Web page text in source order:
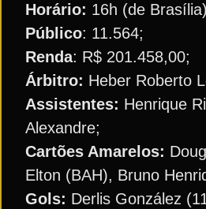
Horário: 16h (de
Público: 11.564;
Renda: R$ 201.458,00;
Árbitro: Heber Roberto
Assistentes: Henrique
Alexandre;
Cartões Amarelos:
Elton (BAH), Bruno
Gols: Derlis González